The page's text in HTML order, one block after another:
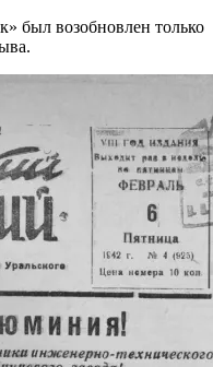
был возобновлен только